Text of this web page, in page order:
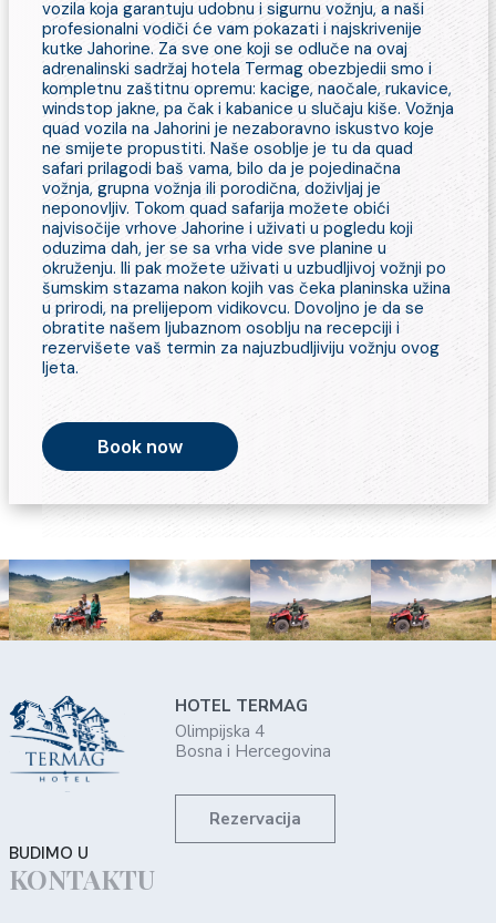
vozila koja garantuju udobnu i sigurnu vožnju, a naši
profesionalni vodiči će vam pokazati i najskrivenije
kutke Jahorine. Za sve one koji se odluče na ovaj
adrenalinski sadržaj hotela Termag obezbjedii smo i
kompletnu zaštitnu opremu: kacige, naočale, rukavice,
windstop jakne, pa čak i kabanice u slučaju kiše. Vožnja
quad vozila na Jahorini je nezaboravno iskustvo koje
ne smijete propustiti. Naše osoblje je tu da quad
safari prilagodi baš vama, bilo da je pojedinačna
vožnja, grupna vožnja ili porodična, doživljaj je
neponovljiv. Tokom quad safarija možete obići
najvisočije vrhove Jahorine i uživati u pogledu koji
oduzima dah, jer se sa vrha vide sve planine u
okruženju. Ili pak možete uživati u uzbudljivoj vožnji po
šumskim stazama nakon kojih vas čeka planinska užina
u prirodi, na prelijepom vidikovcu. Dovoljno je da se
obratite našem ljubaznom osoblju na recepciji i
rezervišete vaš termin za najuzbudljiviju vožnju ovog
ljeta.
Book now
HOTEL TERMAG
Olimpijska 4
Bosna i Hercegovina
Rezervacija
BUDIMO U
KONTAKTU